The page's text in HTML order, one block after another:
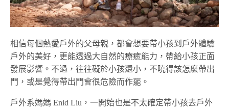
相信每個熱愛戶外的父母親，都會想要帶小孩到戶外體驗
戶外的美好，更能透過大自然的療癒能力，帶給小孩正面
發展影響。不過，往往礙於小孩還小，不曉得該怎麼帶出
門，或是覺得帶出門會很危險而作罷。
戶外系媽媽 Enid Liu，一開始也是不太確定帶小孩去戶外